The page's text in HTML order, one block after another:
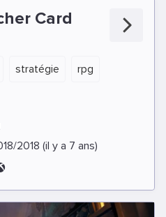
Card
stratégie rpg
2018 (il y a 7 ans)